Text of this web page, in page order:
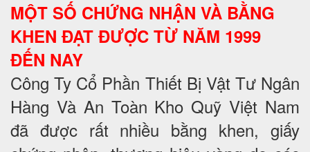
MỘT SỐ CHỨNG NHẬN VÀ BẰNG
KHEN ĐẠT ĐƯỢC TỪ NĂM 1999
ĐẾN NAY
Công Ty Cổ Phần Thiết Bị Vật Tư Ngân
Hàng Và An Toàn Kho Quỹ Việt Nam
đã được rất nhiều bằng khen, giấy